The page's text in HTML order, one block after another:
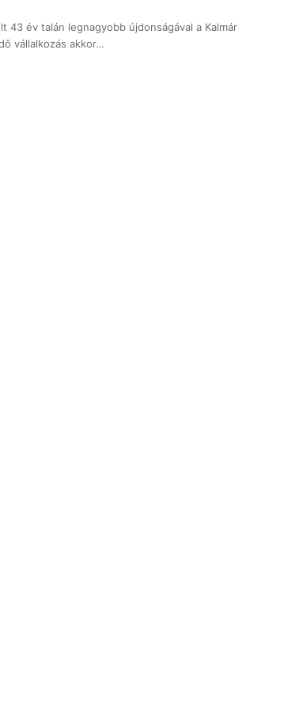
43 év talán legnagyobb újdonságával a Kalmár
vállalkozás akkor…